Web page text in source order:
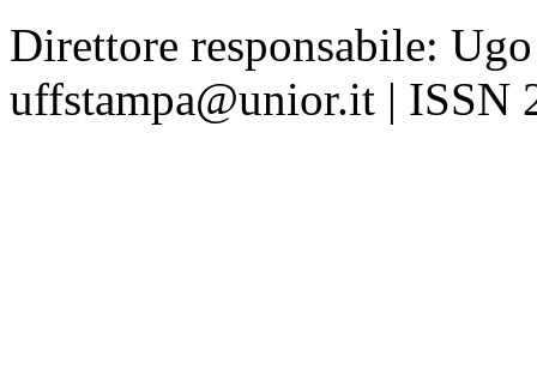
Direttore responsabile:
uffstampa@unior.it | ISSN